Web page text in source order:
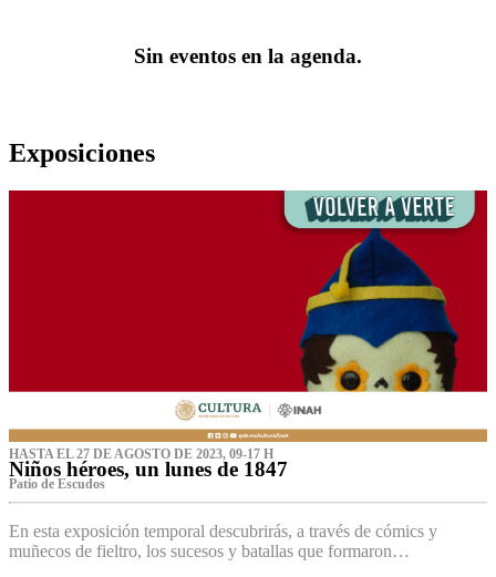
Sin eventos en la agenda.
Exposiciones
HASTA EL 27 DE AGOSTO DE 2023, 09-17 H
Niños héroes, un lunes de 1847
Patio de Escudos
En esta exposición temporal descubrirás, a través de cómics y
muñecos de fieltro, los sucesos y batallas que formaron…